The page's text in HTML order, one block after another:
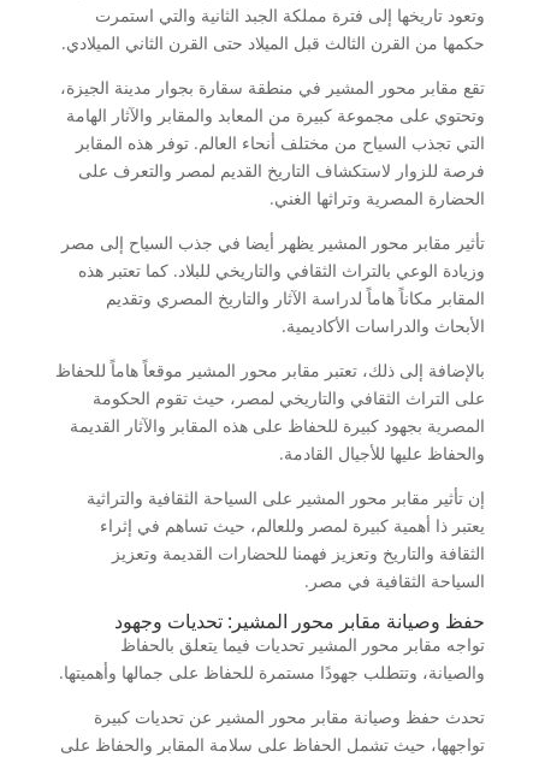
وتعود تاريخها إلى فترة مملكة الجبد الثانية والتي استمرت
حكمها من القرن الثالث قبل الميلاد حتى القرن الثاني الميلادي.
تقع مقابر محور المشير في منطقة سقارة بجوار مدينة الجيزة،
وتحتوي على مجموعة كبيرة من المعابد والمقابر والآثار الهامة
التي تجذب السياح من مختلف أنحاء العالم. توفر هذه المقابر
فرصة للزوار لاستكشاف التاريخ القديم لمصر والتعرف على
الحضارة المصرية وتراثها الغني.
تأثير مقابر محور المشير يظهر أيضا في جذب السياح إلى مصر
وزيادة الوعي بالتراث الثقافي والتاريخي للبلاد. كما تعتبر هذه
المقابر مكاناً هاماً لدراسة الآثار والتاريخ المصري وتقديم
الأبحاث والدراسات الأكاديمية.
بالإضافة إلى ذلك، تعتبر مقابر محور المشير موقعاً هاماً للحفاظ
على التراث الثقافي والتاريخي لمصر، حيث تقوم الحكومة
المصرية بجهود كبيرة للحفاظ على هذه المقابر والآثار القديمة
والحفاظ عليها للأجيال القادمة.
إن تأثير مقابر محور المشير على السياحة الثقافية والتراثية
يعتبر ذا أهمية كبيرة لمصر وللعالم، حيث تساهم في إثراء
الثقافة والتاريخ وتعزيز فهمنا للحضارات القديمة وتعزيز
السياحة الثقافية في مصر.
حفظ وصيانة مقابر محور المشير: تحديات وجهود
تواجه مقابر محور المشير تحديات فيما يتعلق بالحفاظ
والصيانة، وتتطلب جهودًا مستمرة للحفاظ على جمالها وأهميتها.
تحدث حفظ وصيانة مقابر محور المشير عن تحديات كبيرة
تواجهها، حيث تشمل الحفاظ على سلامة المقابر والحفاظ على